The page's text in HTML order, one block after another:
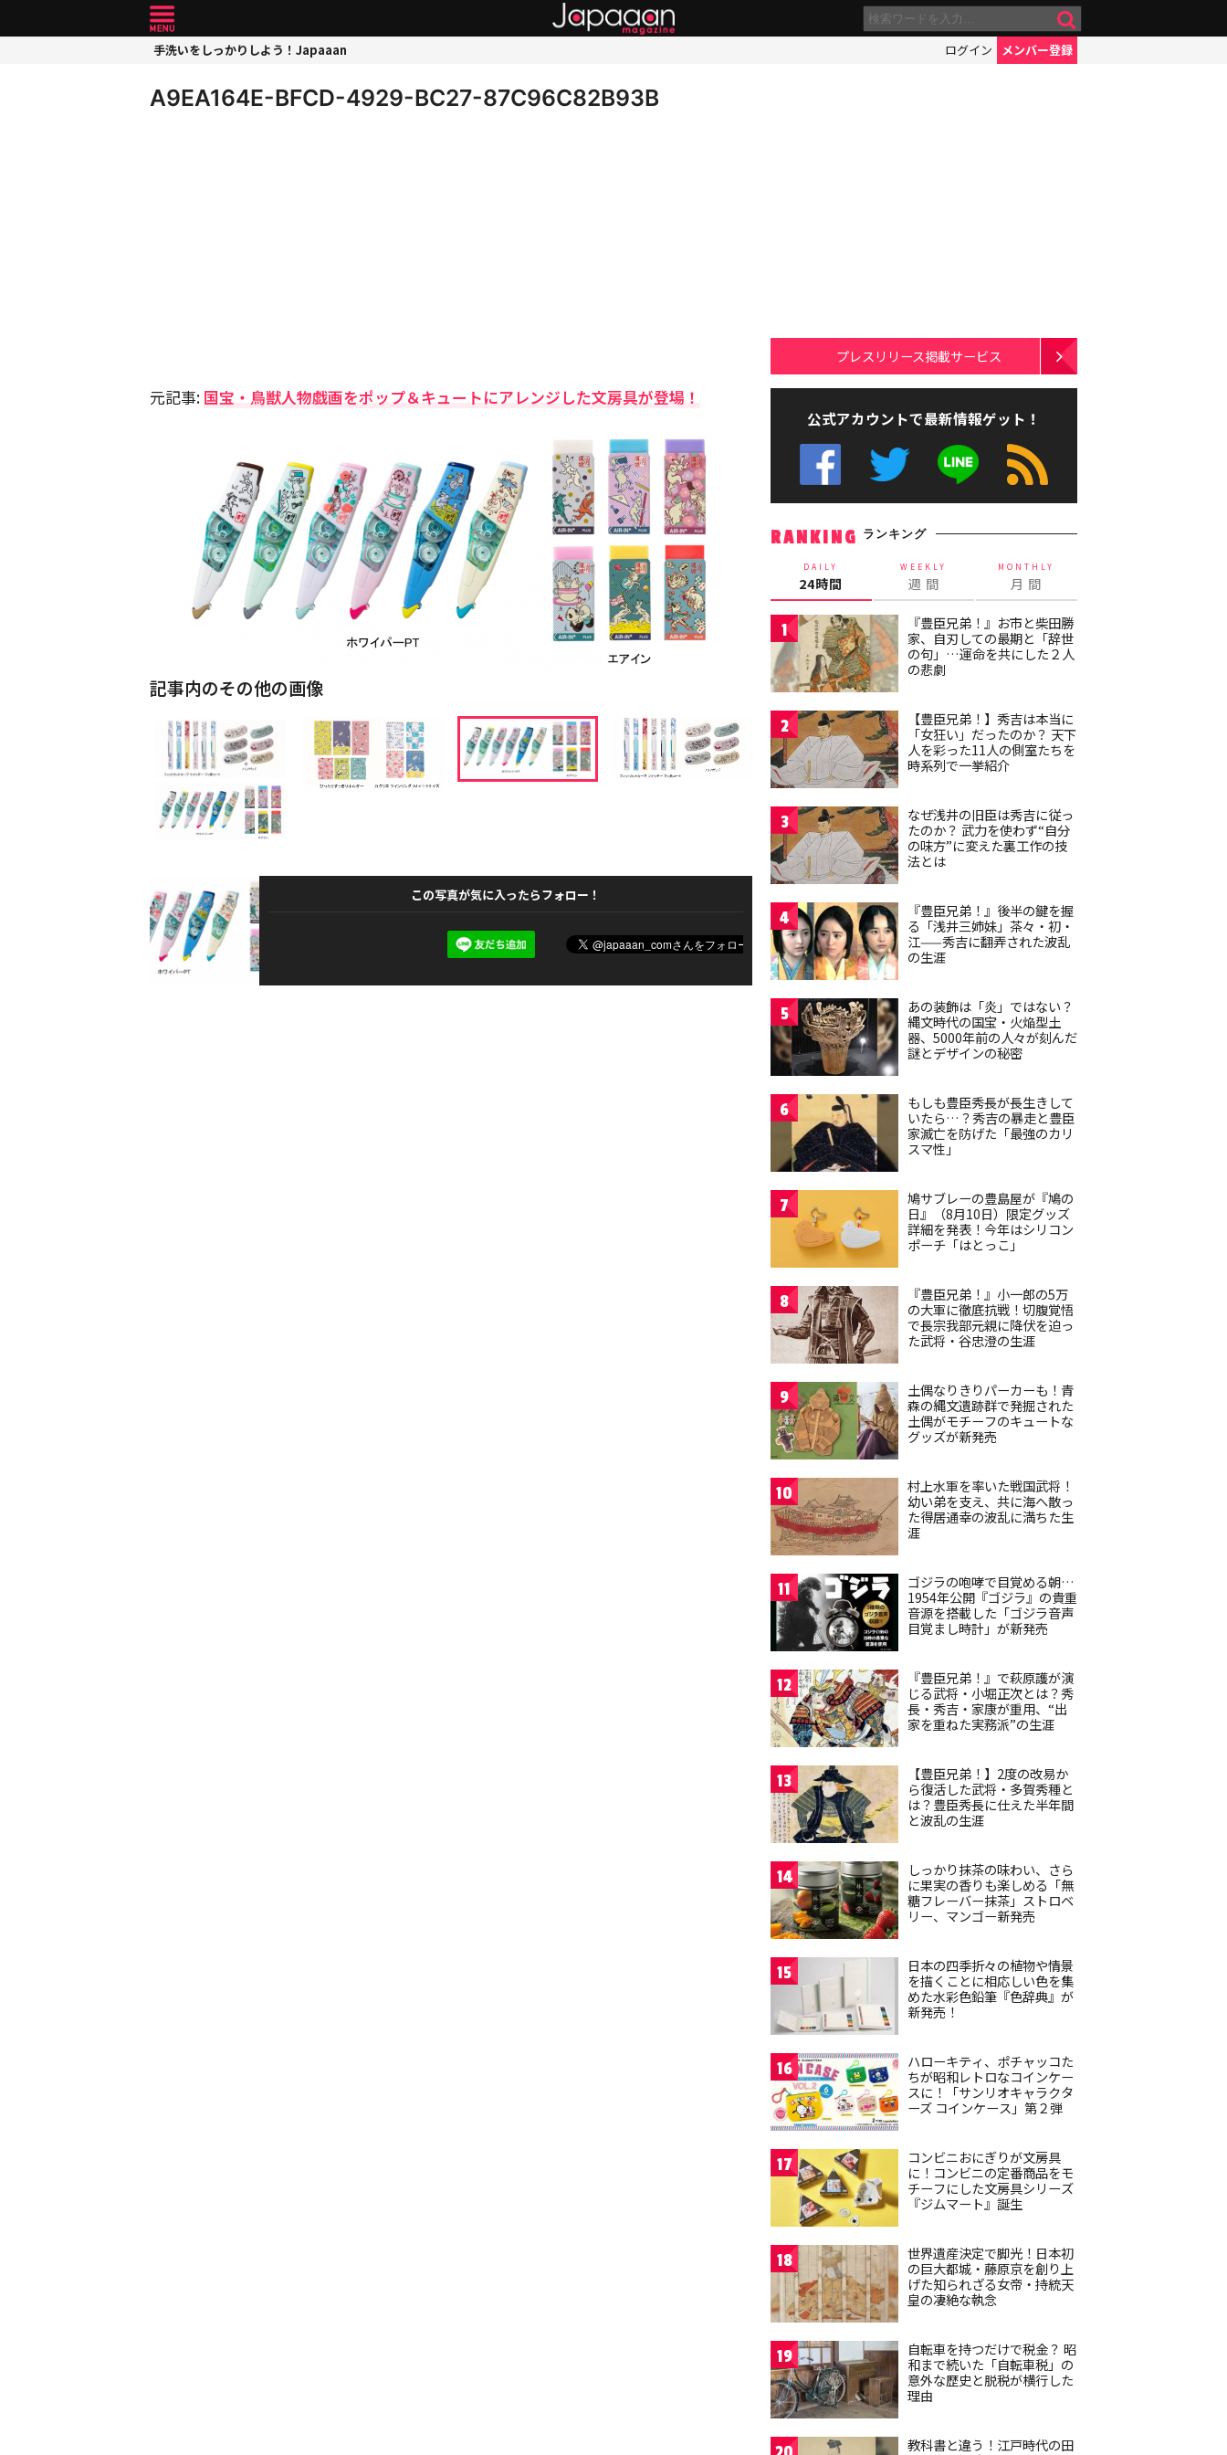
手洗いをしっかりしよう！Japaaan ログイン メンバー登録
A9EA164E-BFCD-4929-BC27-87C96C82B93B
元記事: 国宝・鳥獣人物戯画をポップ＆キュートにアレンジした文房具が登場！
記事内のその他の画像
この写真が気に入ったらフォロー！
プレスリリース掲載サービス
公式アカウントで最新情報ゲット！
RANKING ランキング
DAILY
24時間
WEEKLY
週 間
MONTHLY
月 間
1
『豊臣兄弟！』お市と柴田勝
家、自刃しての最期と「辞世
の句」…運命を共にした２人
の悲劇
2
【豊臣兄弟！】秀吉は本当に
「女狂い」だったのか？ 天下
人を彩った11人の側室たちを
時系列で一挙紹介
3
なぜ浅井の旧臣は秀吉に従っ
たのか？ 武力を使わず“自分
の味方”に変えた裏工作の技
法とは
4
『豊臣兄弟！』後半の鍵を握
る「浅井三姉妹」茶々・初・
江——秀吉に翻弄された波乱
の生涯
5
あの装飾は「炎」ではない？
縄文時代の国宝・火焔型土
器、5000年前の人々が刻んだ
謎とデザインの秘密
6
もしも豊臣秀長が長生きして
いたら…？秀吉の暴走と豊臣
家滅亡を防げた「最強のカリ
スマ性」
7
鳩サブレーの豊島屋が『鳩の
日』（8月10日）限定グッズ
詳細を発表！今年はシリコン
ポーチ「はとっこ」
8
『豊臣兄弟！』小一郎の5万
の大軍に徹底抗戦！切腹覚悟
で長宗我部元親に降伏を迫っ
た武将・谷忠澄の生涯
9
土偶なりきりパーカーも！青
森の縄文遺跡群で発掘された
土偶がモチーフのキュートな
グッズが新発売
10
村上水軍を率いた戦国武将！
幼い弟を支え、共に海へ散っ
た得居通幸の波乱に満ちた生
涯
11
ゴジラの咆哮で目覚める朝…
1954年公開『ゴジラ』の貴重
音源を搭載した「ゴジラ音声
目覚まし時計」が新発売
12
『豊臣兄弟！』で萩原護が演
じる武将・小堀正次とは？秀
長・秀吉・家康が重用、“出
家を重ねた実務派”の生涯
13
【豊臣兄弟！】2度の改易か
ら復活した武将・多賀秀種と
は？豊臣秀長に仕えた半年間
と波乱の生涯
14
しっかり抹茶の味わい、さら
に果実の香りも楽しめる「無
糖フレーバー抹茶」ストロベ
リー、マンゴー新発売
15
日本の四季折々の植物や情景
を描くことに相応しい色を集
めた水彩色鉛筆『色辞典』が
新発売！
16
ハローキティ、ポチャッコた
ちが昭和レトロなコインケー
スに！「サンリオキャラクタ
ーズ コインケース」第２弾
17
コンビニおにぎりが文房具
に！コンビニの定番商品をモ
チーフにした文房具シリーズ
『ジムマート』誕生
18
世界遺産決定で脚光！日本初
の巨大都城・藤原京を創り上
げた知られざる女帝・持統天
皇の凄絶な執念
19
自転車を持つだけで税金？ 昭
和まで続いた「自転車税」の
意外な歴史と脱税が横行した
理由
教科書と違う！江戸時代の田